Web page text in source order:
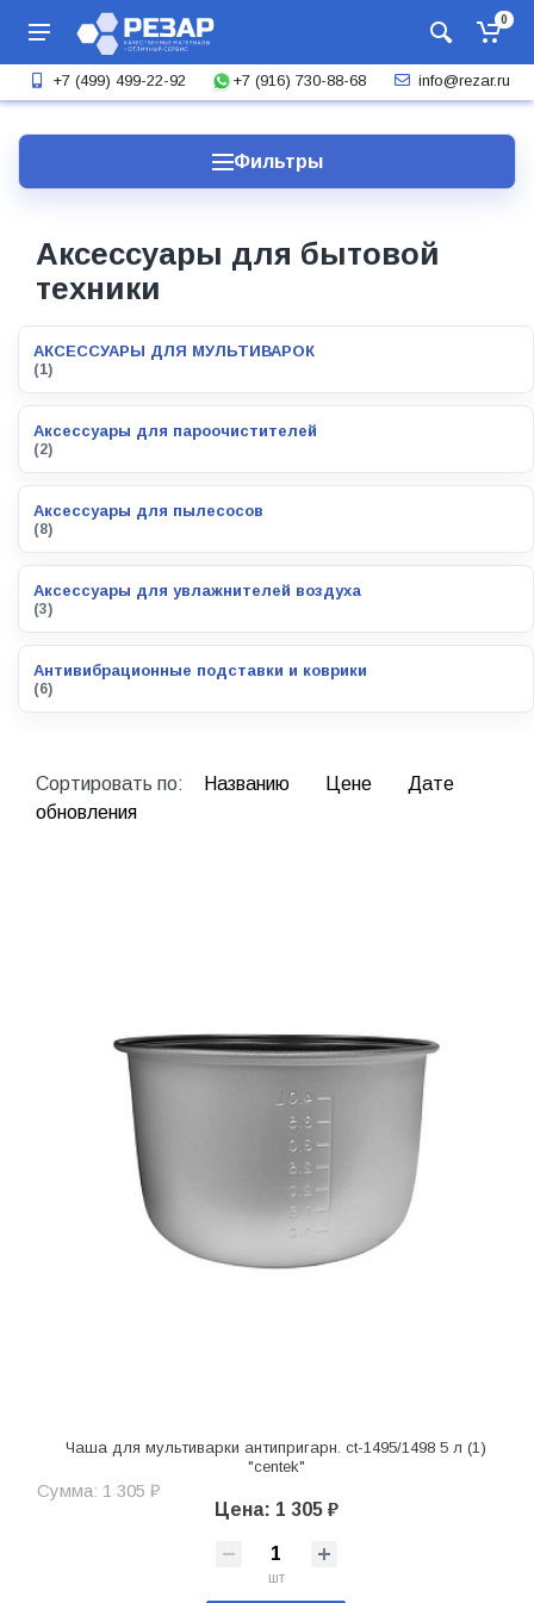
0
+7 (499) 499-22-92 +7 (916) 730-88-68 info@rezar.ru
Фильтры
Аксессуары для бытовой
техники
АКСЕССУАРЫ ДЛЯ МУЛЬТИВАРОК
(1)
Аксессуары для пароочистителей
(2)
Аксессуары для пылесосов
(8)
Аксессуары для увлажнителей воздуха
(3)
Антивибрационные подставки и коврики
(6)
Сортировать по: Названию Цене
Дате
обновления
Чаша для мультиварки антипригарн. ct-1495/1498 5 л (1)
"centek"
Сумма: 1 305 ₽
Цена: 1 305 ₽
шт